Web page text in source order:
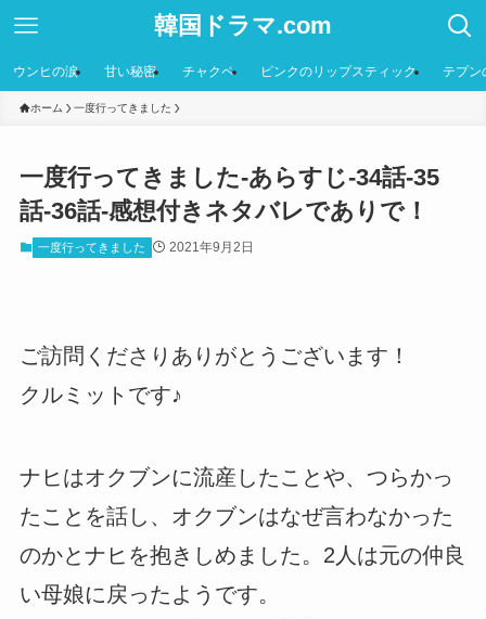
韓国ドラマ.com
ウンヒの涙 甘い秘密 チャクペ ピンクのリップスティック テプン
ホーム 一度行ってきました
一度行ってきました-あらすじ-34話-35
話-36話-感想付きネタバレでありで！
一度行ってきました 2021年9月2日
ご訪問くださりありがとうございます！
クルミットです♪
ナヒはオクブンに流産したことや、つらかっ
たことを話し、オクブンはなぜ言わなかった
のかとナヒを抱きしめました。2人は元の仲良
い母娘に戻ったようです。